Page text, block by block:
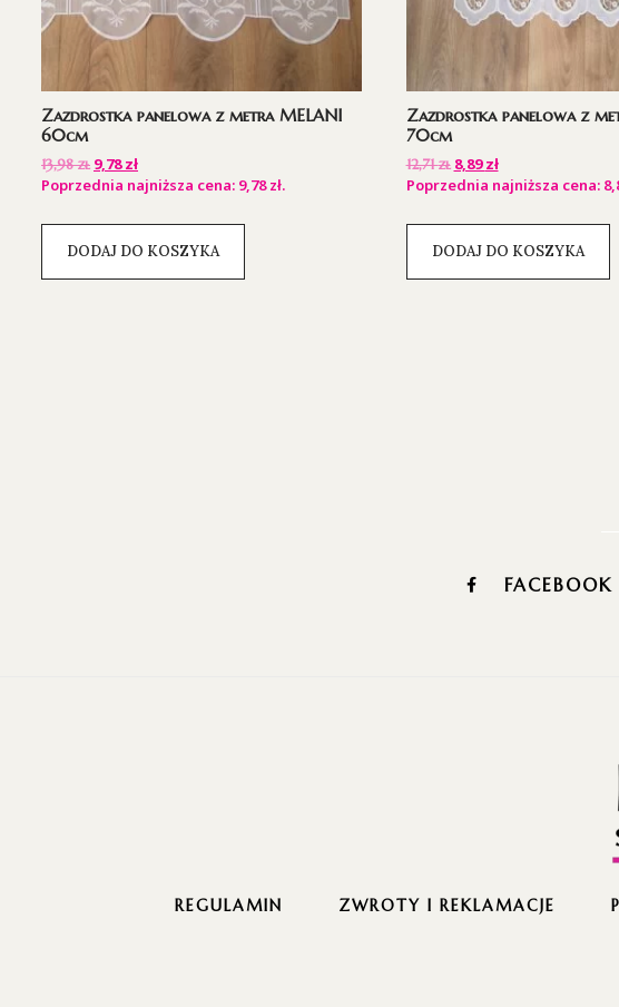
Zazdrostka panelowa z metra MELANI
60cm
13,98zł 9,78zł
Poprzednia najniższa cena: 9,78zł.
DODAJ DO KOSZYKA
Zazdrostka panelowa z
70cm
12,71zł 8,89zł
Poprzednia najniższa cena:
DODAJ DO KOSZYKA
FACEBOOK
REGULAMIN ZWROTY I REKLAMACJE